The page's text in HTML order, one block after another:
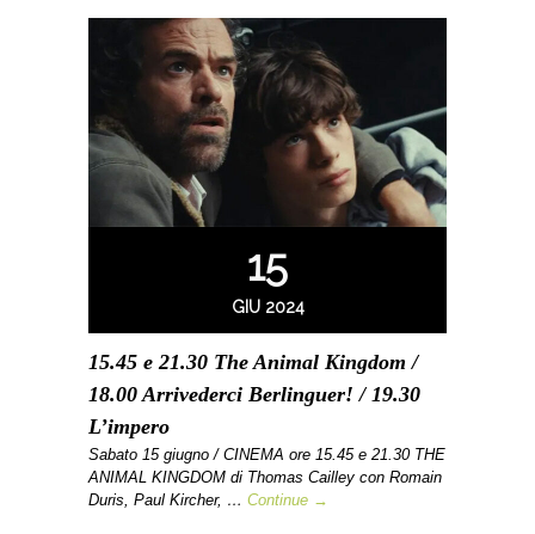
15
GIU 2024
15.45 e 21.30 The Animal Kingdom /
18.00 Arrivederci Berlinguer! / 19.30
L’impero
Sabato 15 giugno / CINEMA ore 15.45 e 21.30 THE
ANIMAL KINGDOM di Thomas Cailley con Romain
Duris, Paul Kircher, … Continue →